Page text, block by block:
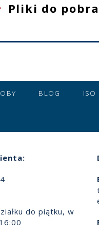
Pliki do
BLOG ISO
do piątku, w